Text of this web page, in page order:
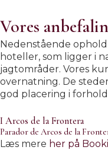
Vores
Nedenstående
hoteller, som ligger i
jagtområder. Vores
overnatning. De
god placering i
I Arcos de la Frontera
Parador de Arcos de la
Læs mere her på